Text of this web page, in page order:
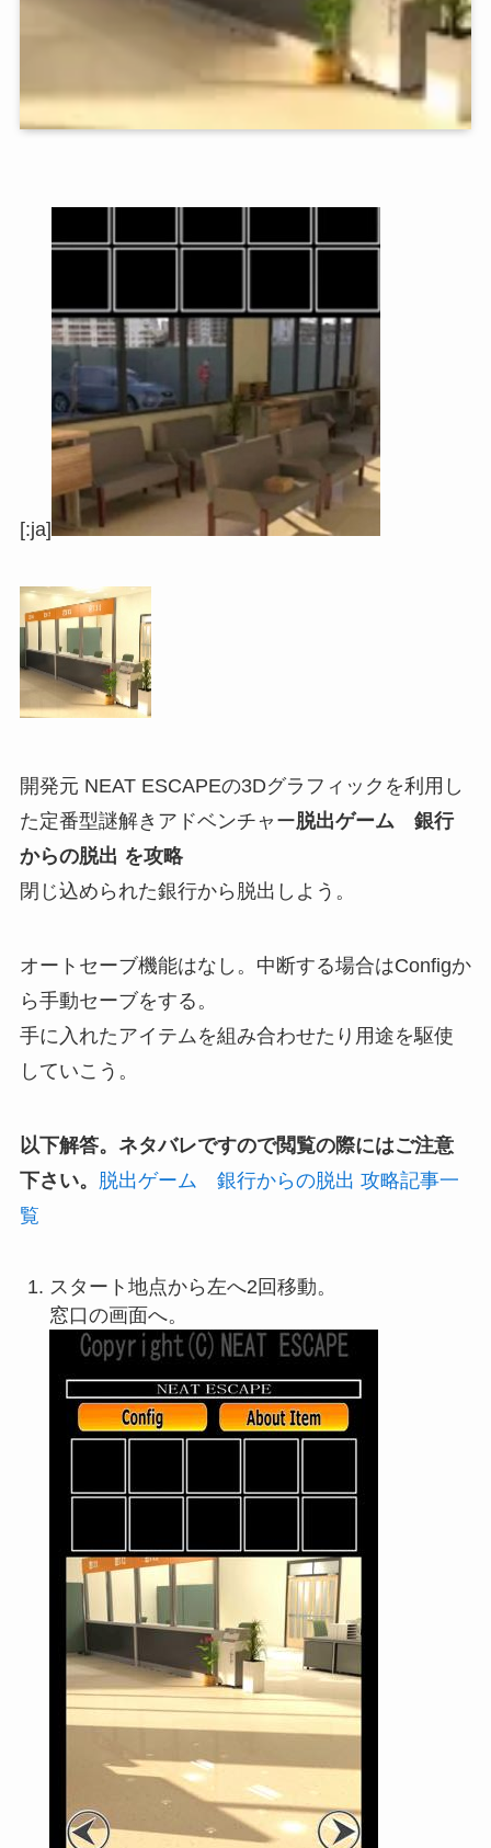
[:ja]
開発元 NEAT ESCAPEの3Dグラフィックを利用し
た定番型謎解きアドベンチャー脱出ゲーム 銀行
からの脱出 を攻略
閉じ込められた銀行から脱出しよう。
オートセーブ機能はなし。中断する場合はConfigか
ら手動セーブをする。
手に入れたアイテムを組み合わせたり用途を駆使
していこう。
以下解答。ネタバレですので閲覧の際にはご注意
下さい。 脱出ゲーム 銀行からの脱出 攻略記事一
覧
スタート地点から左へ2回移動。
窓口の画面へ。